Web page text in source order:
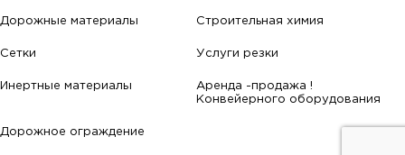
Дорожные материалы Строительная химия
Сетки Услуги резки
Инертные материалы
Аренда -продажа !
Конвейерного оборудования
Дорожное ограждение